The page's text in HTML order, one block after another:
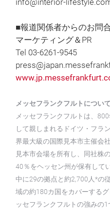
info@interior-
■報道関係者からのお問
マーケティング＆PR
Tel 03-6261-9545
メッセフランクフルトについて
メッセフランクフルトは、
して親しまれるドイツ・フラ
界最大級の国際見本市主催会
見本市会場を所有し、同社株
40％をヘッセン州が保有して
中に29の拠点と約2,700人*の
域の約180カ国をカバーする
ッセフランクフルトの強みの